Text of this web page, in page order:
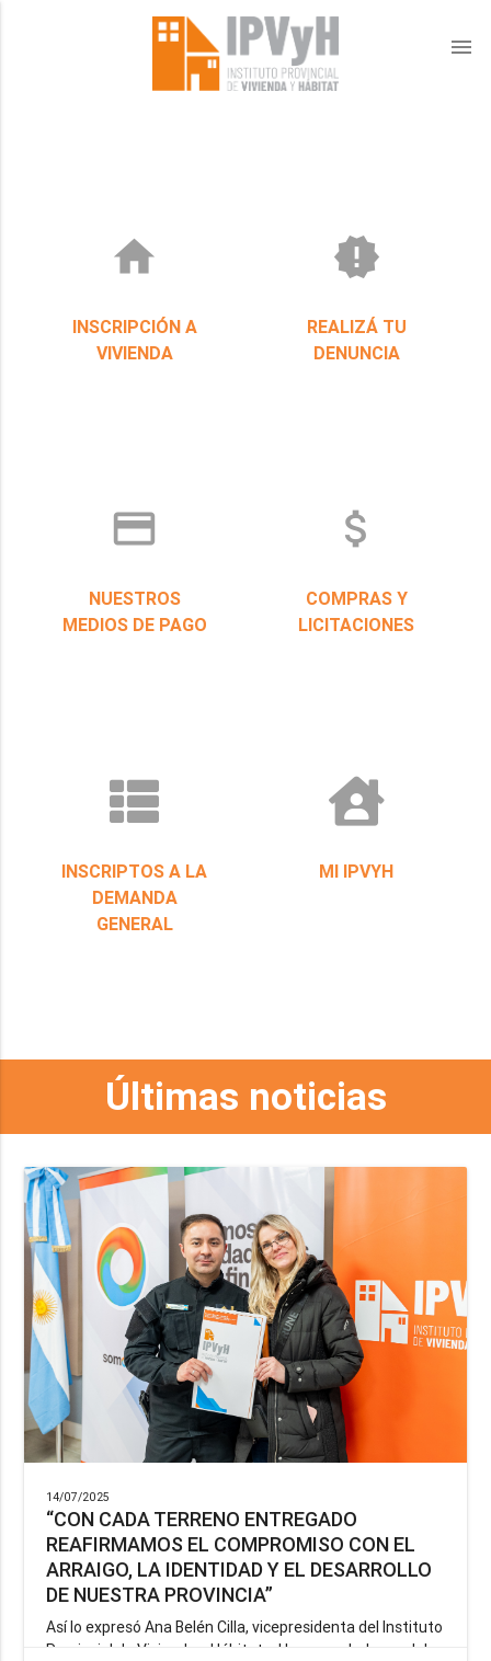
menu
home
INSCRIPCIÓN A
VIVIENDA
new_releases
REALIZÁ TU
DENUNCIA
credit_card
NUESTROS
MEDIOS DE PAGO
attach_money
COMPRAS Y
LICITACIONES
INSCRIPTOS A LA
DEMANDA
GENERAL
MI IPVYH
Últimas noticias
14/07/2025
“CON CADA TERRENO ENTREGADO
REAFIRMAMOS EL COMPROMISO CON EL
ARRAIGO, LA IDENTIDAD Y EL DESARROLLO
DE NUESTRA PROVINCIA”
Así lo expresó Ana Belén Cilla, vicepresidenta del Instituto
Provincial de Vivienda y Hábitat, al hacer un balance del